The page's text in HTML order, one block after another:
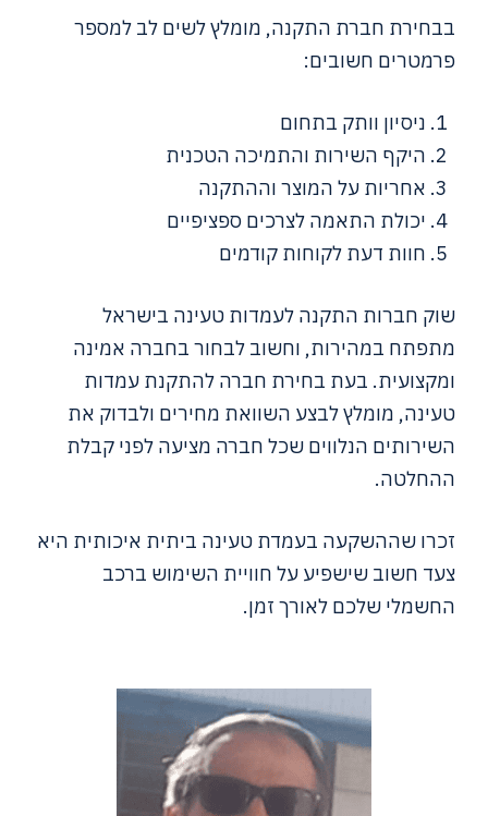
בבחירת חברת התקנה, מומלץ לשים לב למספר
פרמטרים חשובים:
ניסיון וותק בתחום
היקף השירות והתמיכה הטכנית
אחריות על המוצר וההתקנה
יכולת התאמה לצרכים ספציפיים
חוות דעת לקוחות קודמים
שוק חברות התקנה לעמדות טעינה בישראל
מתפתח במהירות, וחשוב לבחור בחברה אמינה
ומקצועית. בעת בחירת חברה להתקנת עמדות
טעינה, מומלץ לבצע השוואת מחירים ולבדוק את
השירותים הנלווים שכל חברה מציעה לפני קבלת
ההחלטה.
זכרו שההשקעה בעמדת טעינה ביתית איכותית היא
צעד חשוב שישפיע על חוויית השימוש ברכב
החשמלי שלכם לאורך זמן.